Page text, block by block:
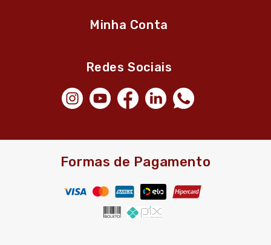
Minha Conta
Redes Sociais
Formas de Pagamento